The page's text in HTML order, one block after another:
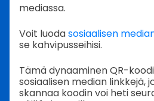
mediassa.
Voit luodasosiaalisen
se kahvipusseihisi.
Tämä dynaaminen QR-
sosiaalisen median linkkejä,
skannaa koodin voi heti